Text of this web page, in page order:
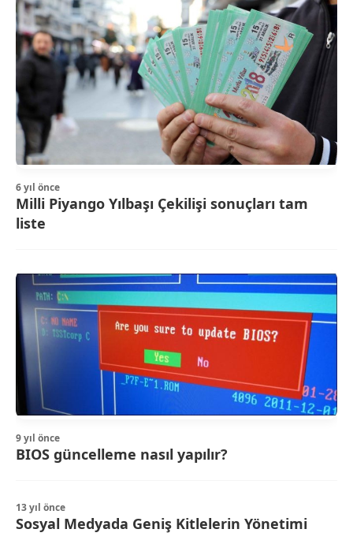
6 yıl önce
Milli Piyango Yılbaşı Çekilişi sonuçları tam
liste
9 yıl önce
BIOS güncelleme nasıl yapılır?
13 yıl önce
Sosyal Medyada Geniş Kitlelerin Yönetimi